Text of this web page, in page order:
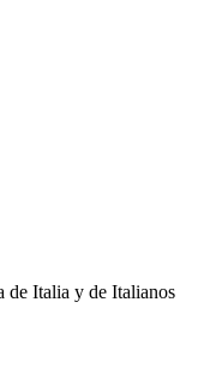
de Italia y de Italianos